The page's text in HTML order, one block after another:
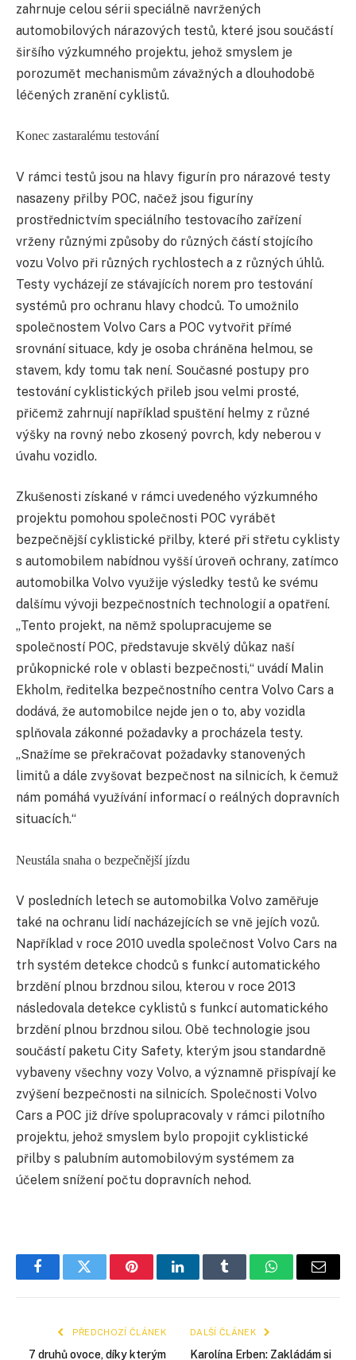
zahrnuje celou sérii speciálně navržených
automobilových nárazových testů, které jsou součástí
širšího výzkumného projektu, jehož smyslem je
porozumět mechanismům závažných a dlouhodobě
léčených zranění cyklistů.
Konec zastaralému testování
V rámci testů jsou na hlavy figurín pro nárazové testy
nasazeny přilby POC, načež jsou figuríny
prostřednictvím speciálního testovacího zařízení
vrženy různými způsoby do různých částí stojícího
vozu Volvo při různých rychlostech a z různých úhlů.
Testy vycházejí ze stávajících norem pro testování
systémů pro ochranu hlavy chodců. To umožnilo
společnostem Volvo Cars a POC vytvořit přímé
srovnání situace, kdy je osoba chráněna helmou, se
stavem, kdy tomu tak není. Současné postupy pro
testování cyklistických přileb jsou velmi prosté,
přičemž zahrnují například spuštění helmy z různé
výšky na rovný nebo zkosený povrch, kdy neberou v
úvahu vozidlo.
Zkušenosti získané v rámci uvedeného výzkumného
projektu pomohou společnosti POC vyrábět
bezpečnější cyklistické přilby, které při střetu cyklisty
s automobilem nabídnou vyšší úroveň ochrany, zatímco
automobilka Volvo využije výsledky testů ke svému
dalšímu vývoji bezpečnostních technologií a opatření.
„Tento projekt, na němž spolupracujeme se
společností POC, představuje skvělý důkaz naší
průkopnické role v oblasti bezpečnosti,“ uvádí Malin
Ekholm, ředitelka bezpečnostního centra Volvo Cars a
dodává, že automobilce nejde jen o to, aby vozidla
splňovala zákonné požadavky a procházela testy.
„Snažíme se překračovat požadavky stanovených
limitů a dále zvyšovat bezpečnost na silnicích, k čemuž
nám pomáhá využívání informací o reálných dopravních
situacích.“
Neustála snaha o bezpečnější jízdu
V posledních letech se automobilka Volvo zaměřuje
také na ochranu lidí nacházejících se vně jejích vozů.
Například v roce 2010 uvedla společnost Volvo Cars na
trh systém detekce chodců s funkcí automatického
brzdění plnou brzdnou silou, kterou v roce 2013
následovala detekce cyklistů s funkcí automatického
brzdění plnou brzdnou silou. Obě technologie jsou
součástí paketu City Safety, kterým jsou standardně
vybaveny všechny vozy Volvo, a významně přispívají ke
zvýšení bezpečnosti na silnicích. Společnosti Volvo
Cars a POC již dříve spolupracovaly v rámci pilotního
projektu, jehož smyslem bylo propojit cyklistické
přilby s palubním automobilovým systémem za
účelem snížení počtu dopravních nehod.
FacebookTwitter PinterestLinkedInTumblr WhatsApp
E-
PŘEDCHOZÍ ČLÁNEK
7 druhů ovoce, díky kterým
DALŠÍ ČLÁNEK
Karolína Erben: Zakládám si